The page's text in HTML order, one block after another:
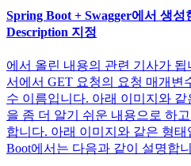
Spring Boot + Swagger에서 생
Description 지정
에서 올린 내용의 관련 기사가 됩
서에서 GET 요청의 요청 매개변
수 이름입니다. 아래 이미지와 같
을 좀 더 알기 쉬운 내용으로 하
합니다. 아래 이미지와 같은 형태
Boot에서는 다음과 같이 설명합